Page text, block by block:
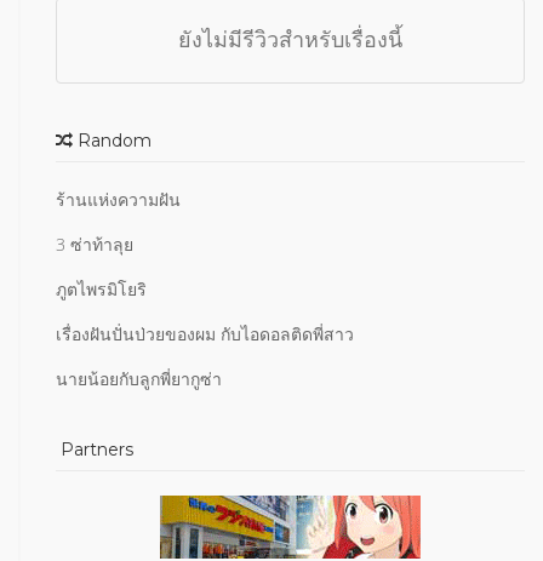
ยังไม่มีรีวิวสำหรับเรื่องนี้
Random
ร้านแห่งความฝัน
3 ซ่าท้าลุย
ภูตไพรมิโยริ
เรื่องฝันปั่นป่วยของผม กับไอดอลติดพี่สาว
นายน้อยกับลูกพี่ยากูซ่า
Partners